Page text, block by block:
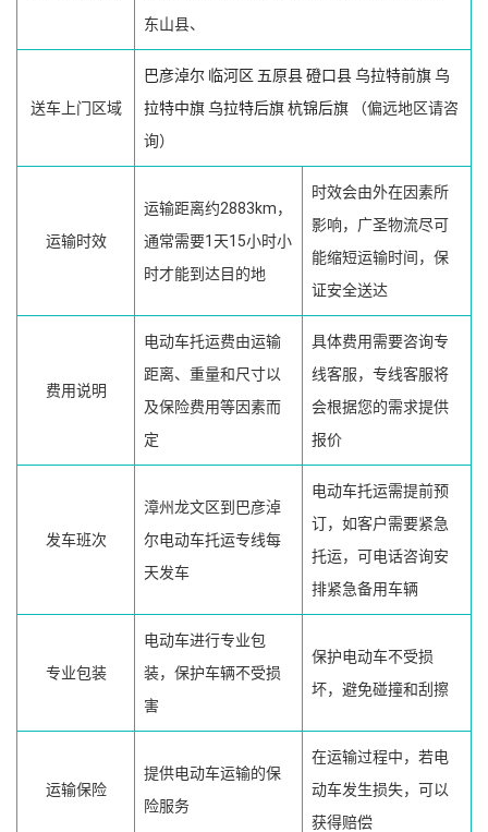
东山县、
送车上门区域
巴彦淖尔 临河区 五原县磴口县乌拉特前旗乌
拉特中旗乌拉特后旗杭锦后旗 （偏远地区请咨
询）
运输时效
运输距离约2883km，
通常需要1天15小时小
时才能到达目的地
时效会由外在因素所
影响，广圣物流尽可
能缩短运输时间，保
证安全送达
费用说明
电动车托运费由运输
距离、重量和尺寸以
及保险费用等因素而
定
具体费用需要咨询专
线客服，专线客服将
会根据您的需求提供
报价
发车班次
漳州龙文区到巴彦淖
尔电动车托运专线每
天发车
电动车托运需提前预
订，如客户需要紧急
托运，可电话咨询安
排紧急备用车辆
专业包装
电动车进行专业包
装，保护车辆不受损
害
保护电动车不受损
坏，避免碰撞和刮擦
运输保险
提供电动车运输的保
险服务
在运输过程中，若电
动车发生损失，可以
获得赔偿